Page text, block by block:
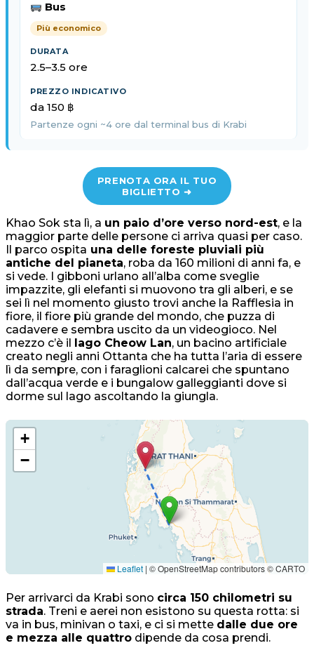
Bus
Più economico
2.5–3.5 ore
da 150 ฿
Partenze ogni ~4 ore dal terminal bus di Krabi
PRENOTA ORA IL TUO
BIGLIETTO ➜
Khao Sok sta lì, a un paio d’ore verso nord-est, e la
maggior parte delle persone ci arriva quasi per caso.
Il parco ospita una delle foreste pluviali più
antiche del pianeta, roba da 160 milioni di anni fa, e
si vede. I gibboni urlano all’alba come sveglie
impazzite, gli elefanti si muovono tra gli alberi, e se
sei lì nel momento giusto trovi anche la Rafflesia in
fiore, il fiore più grande del mondo, che puzza di
cadavere e sembra uscito da un videogioco. Nel
mezzo c’è il lago Cheow Lan, un bacino artificiale
creato negli anni Ottanta che ha tutta l’aria di essere
lì da sempre, con i faraglioni calcarei che spuntano
dall’acqua verde e i bungalow galleggianti dove si
dorme sul lago ascoltando la giungla.
+
−
Leaflet | © OpenStreetMap contributors © CARTO
Per arrivarci da Krabi sono circa 150 chilometri su
strada. Treni e aerei non esistono su questa rotta: si
va in bus, minivan o taxi, e ci si mette dalle due ore
e mezza alle quattro dipende da cosa prendi.